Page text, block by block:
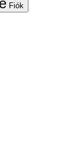
Fiók